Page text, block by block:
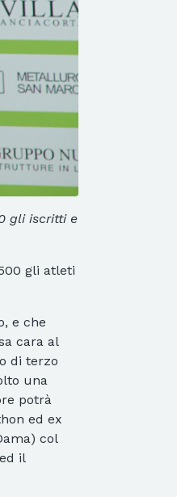
gli iscritti e
gli atleti
e che
cara al
di terzo
una
potrà
ed ex
col
il